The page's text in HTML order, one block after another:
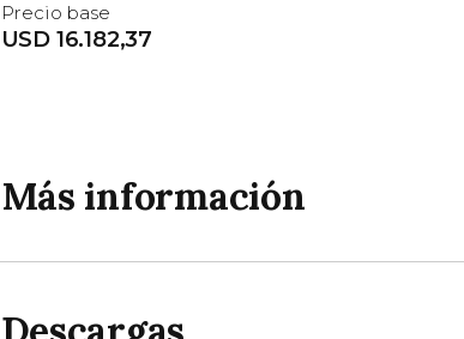
Precio base
USD 16.182,37
Más información